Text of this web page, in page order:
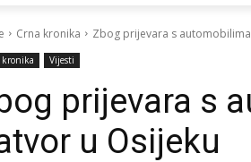
Crna kronika Zbog prijevara s
kronika Vijesti
prijevara s
u Osijeku